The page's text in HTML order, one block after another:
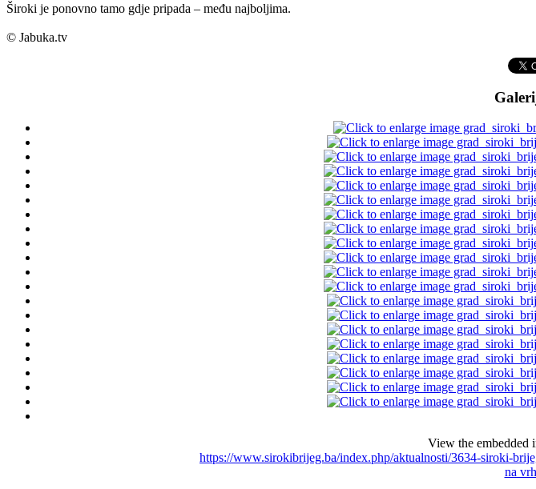
Široki je ponovno tamo gdje pripada – među najboljima.
©️ Jabuka.tv
View the embedded
https://www.sirokibrijeg.ba/index.php/aktualnosti/3634-siroki-
na